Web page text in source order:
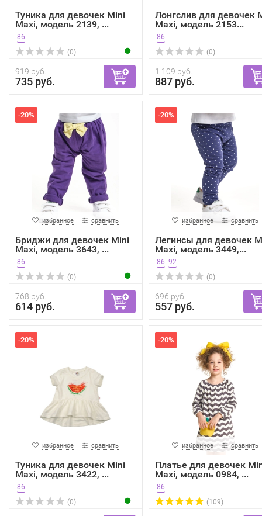
Туника для девочек Mini
Maxi, модель 2139, ...
86
(0)
919 руб.
735 руб.
Лонгслив для девочек
Maxi, модель 2153...
86
(0)
1 109 руб.
887 руб.
-20%
избранное сравнить
Бриджи для девочек Mini
Maxi, модель 3643, ...
86
(0)
768 руб.
614 руб.
-20%
избранное сравнить
Легинсы для девочек
Maxi, модель 3449,...
86 92
(0)
696 руб.
557 руб.
-20%
избранное сравнить
Туника для девочек Mini
Maxi, модель 3422, ...
86
(0)
-20%
избранное сравнить
Платье для девочек
Maxi, модель 0984, ...
86
(109)